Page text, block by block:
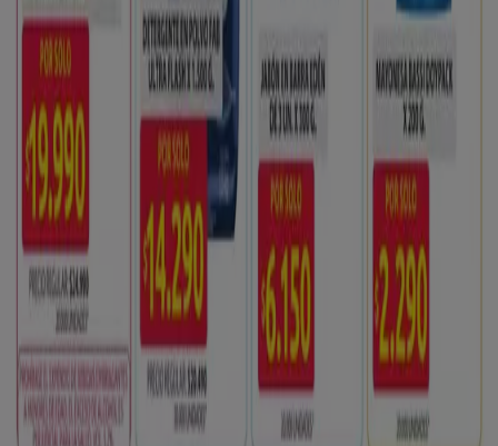
Contacto comercial y de marketing
Tienda mal colocada en el mapa
Notificar un folleto
¿Encontraste un problema en la web o en la
aplicación?
Índices
Marcas
Negocios
Negocios cercanos
Productos
Ciudades